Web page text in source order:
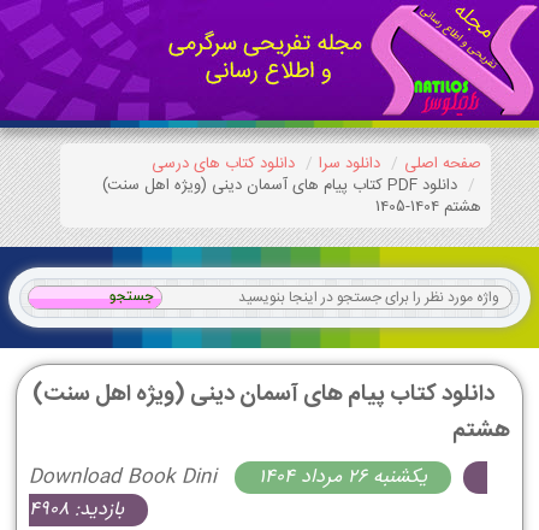
صفحه اصلی دانلود سرا
دانلود کتاب های درسی
دانلود PDF کتاب پیام های آسمان دینی (ویژه اهل سنت)
هشتم 1404-1405
دانلود کتاب پیام های آسمان دینی (ویژه اهل سنت)
هشتم
Download Book Dini
يكشنبه 26 مرداد 1404
بازدید: 4908